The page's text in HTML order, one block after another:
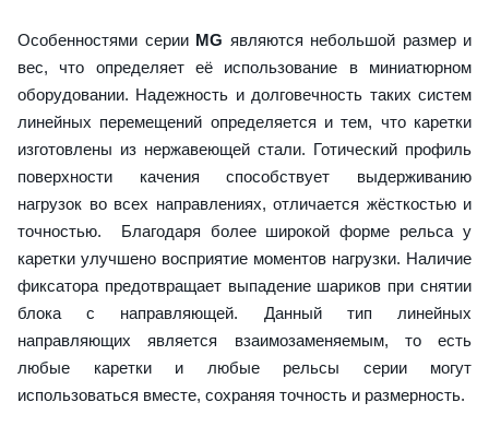
Особенностями серии MG являются небольшой размер и
вес, что определяет её использование в миниатюрном
оборудовании. Надежность и долговечность таких систем
линейных перемещений определяется и тем, что каретки
изготовлены из нержавеющей стали. Готический профиль
поверхности качения способствует выдерживанию
нагрузок во всех направлениях, отличается жёсткостью и
точностью. Благодаря более широкой форме рельса у
каретки улучшено восприятие моментов нагрузки. Наличие
фиксатора предотвращает выпадение шариков при снятии
блока с направляющей. Данный тип линейных
направляющих является взаимозаменяемым, то есть
любые каретки и любые рельсы серии могут
использоваться вместе, сохраняя точность и размерность.